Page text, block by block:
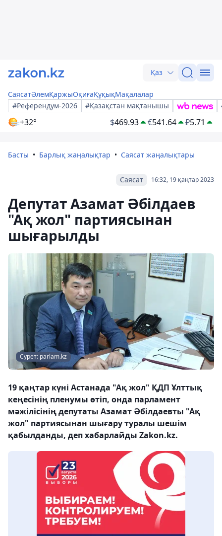
Қаз
СаясатӘлемҚаржыОқиғаҚұқықМақалалар
#Референдум-2026
#Қазақстан мақтанышы
+32° $469.93 €541.64 ₽5.71
Басты Барлық жаңалықтар Саясат жаңалықтары
16:32, 19 қаңтар 2023
Саясат
Депутат Азамат Әбілдаев
"Ақ жол" партиясынан
шығарылды
Сурет: parlam.kz
19 қаңтар күні Астанада "Ақ жол" ҚДП Ұлттық
кеңесінің пленумы өтіп, онда парламент
мәжілісінің депутаты Азамат Әбілдаевты "Ақ
жол" партиясынан шығару туралы шешім
қабылданды, деп хабарлайды Zakon.kz.